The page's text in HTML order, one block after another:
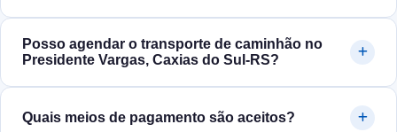
Posso agendar o transporte de caminhão no
Presidente Vargas, Caxias do Sul‑RS?
Quais meios de pagamento são aceitos?